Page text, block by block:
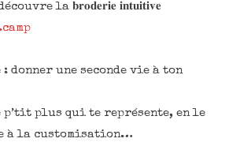
la 𝐛𝐫𝐨𝐝𝐞𝐫𝐢𝐞 𝐢𝐧𝐭𝐮𝐢𝐭𝐢𝐯𝐞
: donner une seconde vie à ton
p’tit plus qui te représente, en le
à la customisation…